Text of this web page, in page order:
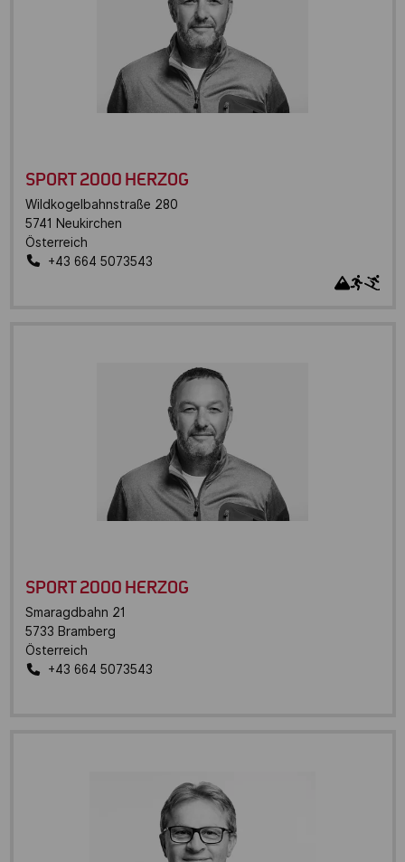
SPORT 2000 HERZOG
Wildkogelbahnstraße 280
5741 Neukirchen
Österreich
+43 664 5073543
SPORT 2000 HERZOG
Smaragdbahn 21
5733 Bramberg
Österreich
+43 664 5073543